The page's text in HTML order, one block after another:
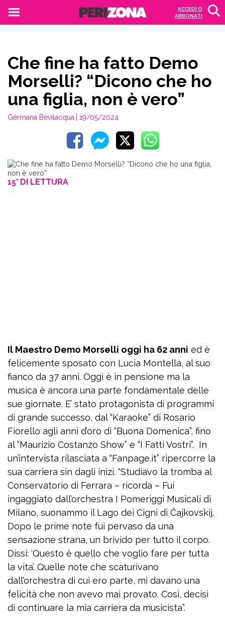
ACCEDI O
ABBONATI
Che fine ha fatto Demo
Morselli? “Dicono che ho
una figlia, non è vero”
Germana Bevilacqua | 19/05/2024
15' DI LETTURA
Il Maestro Demo Morselli oggi ha 62 anni ed è
felicemente sposato con Lucia Montella, al suo
fianco da 37 anni. Oggi è in pensione ma la
musica è ancora una parte fondamentale delle
sue giornate. E’ stato protagonista di programmi
di grande successo, dal “Karaoke” di Rosario
Fiorello agli anni d’oro di “Buona Domenica”, fino
al “Maurizio Costanzo Show” e “I Fatti Vostri”. In
un’intervista rilasciata a “Fanpage.it” ripercorre la
sua carriera sin dagli inizi. “Studiavo la tromba al
Conservatorio di Ferrara – ricorda – Fui
ingaggiato dall’orchestra I Pomeriggi Musicali di
Milano, suonammo il Lago dei Cigni di Čajkovskij.
Dopo le prime note fui pervaso da una
sensazione strana, un brivido per tutto il corpo.
Dissi: ‘Questo è quello che voglio fare per tutta
la vita’. Quelle note che scaturivano
dall’orchestra di cui ero parte, mi davano una
felicità che non avevo mai provato. Così, decisi
di continuare la mia carriera da musicista”.